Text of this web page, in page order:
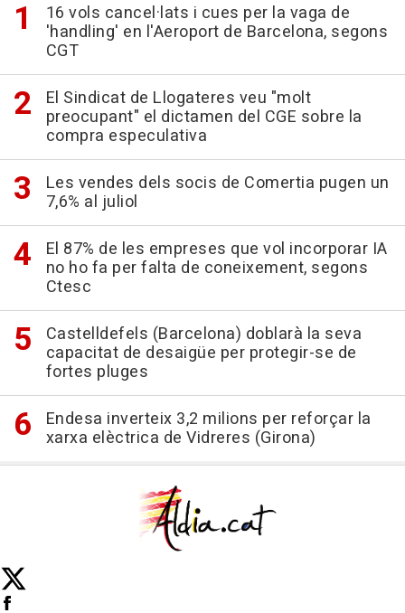
16 vols cancel·lats i cues per la vaga de
'handling' en l'Aeroport de Barcelona, segons
CGT
El Sindicat de Llogateres veu "molt
preocupant" el dictamen del CGE sobre la
compra especulativa
Les vendes dels socis de Comertia pugen un
7,6% al juliol
El 87% de les empreses que vol incorporar IA
no ho fa per falta de coneixement, segons
Ctesc
Castelldefels (Barcelona) doblarà la seva
capacitat de desaigüe per protegir-se de
fortes pluges
Endesa inverteix 3,2 milions per reforçar la
xarxa elèctrica de Vidreres (Girona)